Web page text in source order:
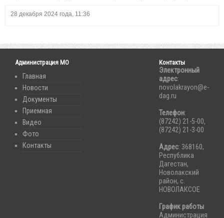
28 декабря 2024 года, 11:36
Администрация МО
Главная
Новости
Документы
Приемная
Видео
Фото
Контакты
Контакты
Электронный
адрес:
novolakrayon@e-
dag.ru
Телефон:
(87242) 21-5-00,
(87242) 21-3-00
Адрес: 368160,
Республика
Дагестан,
Новолакский
район, с.
НОВОЛАКСОЕ
График работы
Администрация